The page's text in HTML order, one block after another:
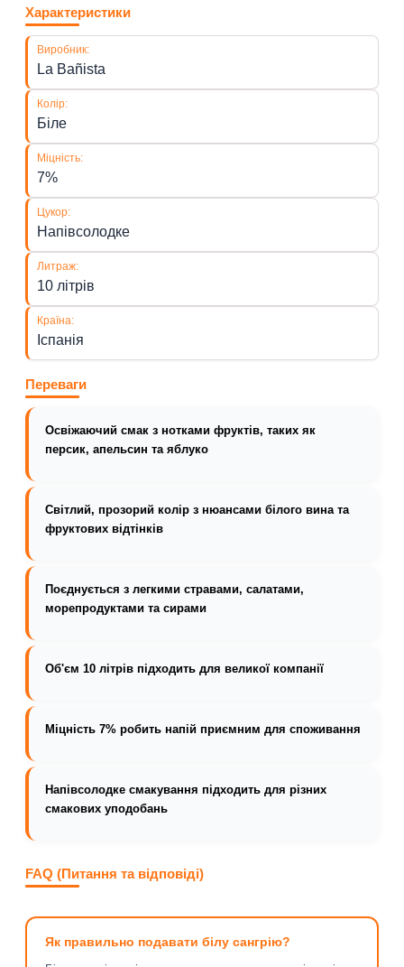
Характеристики
Виробник:
La Bañista
Колір:
Біле
Міцність:
7%
Цукор:
Напівсолодке
Литраж:
10 літрів
Країна:
Іспанія
Переваги
Освіжаючий смак з нотками фруктів, таких як
персик, апельсин та яблуко
Світлий, прозорий колір з нюансами білого вина та
фруктових відтінків
Поєднується з легкими стравами, салатами,
морепродуктами та сирами
Об'єм 10 літрів підходить для великої компанії
Міцність 7% робить напій приємним для споживання
Напівсолодке смакування підходить для різних
смакових уподобань
FAQ (Питання та відповіді)
Як правильно подавати білу сангрію?